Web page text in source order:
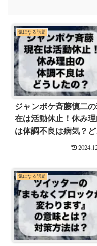
気になる話題
ジャンポケ斉藤慎二
在は活動休止！休み理
は体調不良は病気？ど
気になる話題